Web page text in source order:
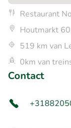
Restaurant
Houtmarkt
519 km van
0km van
Contact